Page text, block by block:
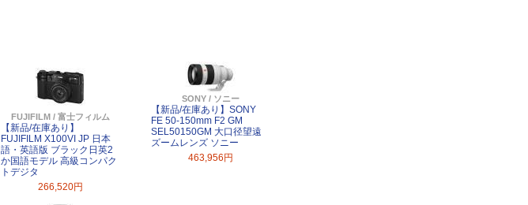
FUJIFILM / 富士フィルム
【新品/在庫あり】
FUJIFILM X100VI JP 日本
語・英語版 ブラック日英2
か国語モデル 高級コンパク
トデジタ
266,520円
SONY / ソニー
【新品/在庫あり】SONY
FE 50-150mm F2 GM
SEL50150GM 大口径望遠
ズームレンズ ソニー
463,956円